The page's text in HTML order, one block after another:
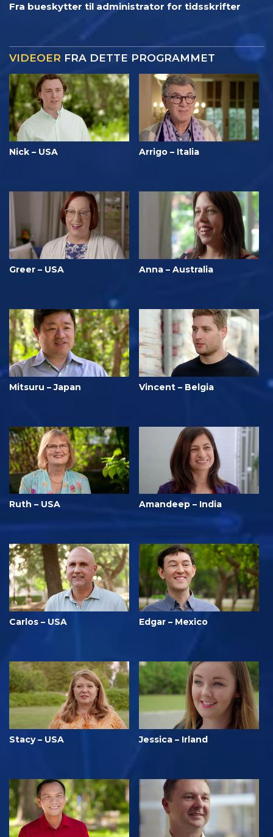
Fra bueskytter til administrator for tidsskrifter
VIDEOER FRA DETTE PROGRAMMET
Nick – USA Arrigo – Italia
Greer – USA Anna – Australia
Mitsuru – Japan Vincent – Belgia
Ruth – USA Amandeep – India
Carlos – USA Edgar – Mexico
Stacy – USA Jessica – Irland